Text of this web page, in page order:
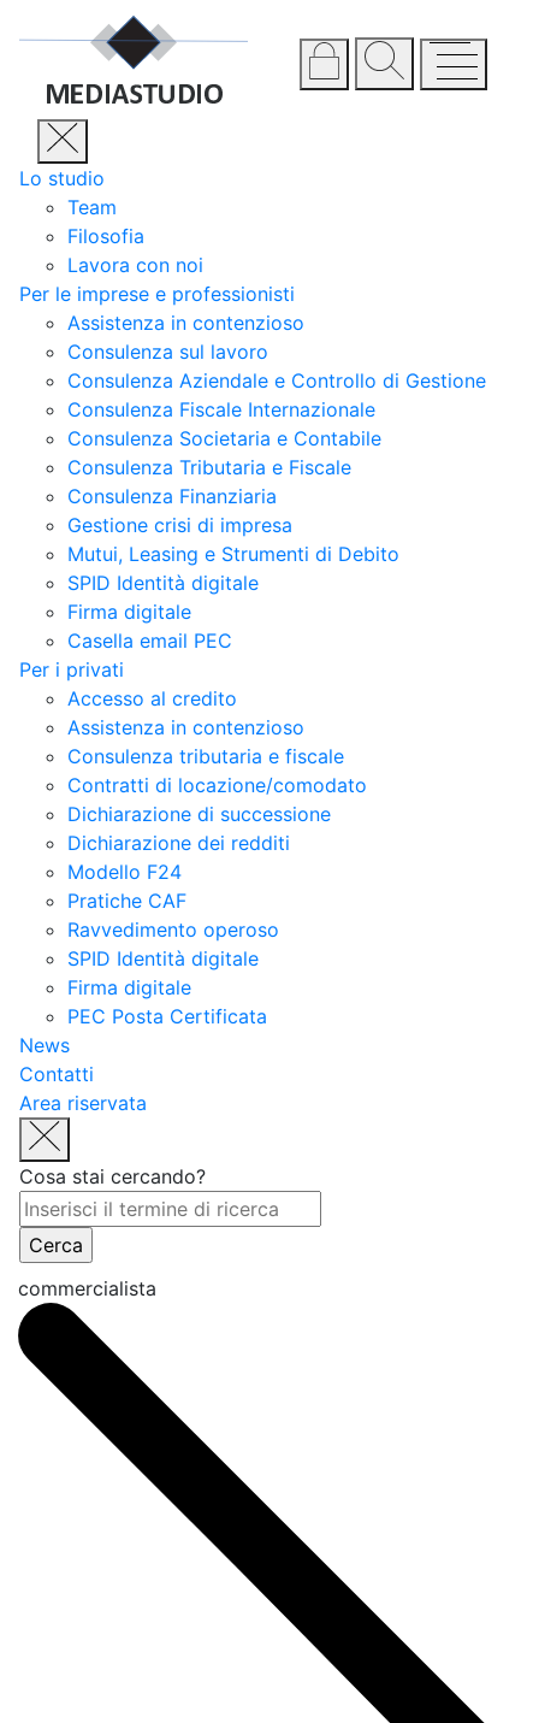
Lo studio
Team
Filosofia
Lavora con noi
Per le imprese e professionisti
Assistenza in contenzioso
Consulenza sul lavoro
Consulenza Aziendale e Controllo di Gestione
Consulenza Fiscale Internazionale
Consulenza Societaria e Contabile
Consulenza Tributaria e Fiscale
Consulenza Finanziaria
Gestione crisi di impresa
Mutui, Leasing e Strumenti di Debito
SPID Identità digitale
Firma digitale
Casella email PEC
Per i privati
Accesso al credito
Assistenza in contenzioso
Consulenza tributaria e fiscale
Contratti di locazione/comodato
Dichiarazione di successione
Dichiarazione dei redditi
Modello F24
Pratiche CAF
Ravvedimento operoso
SPID Identità digitale
Firma digitale
PEC Posta Certificata
News
Contatti
Area riservata
Cosa stai cercando?
commercialista